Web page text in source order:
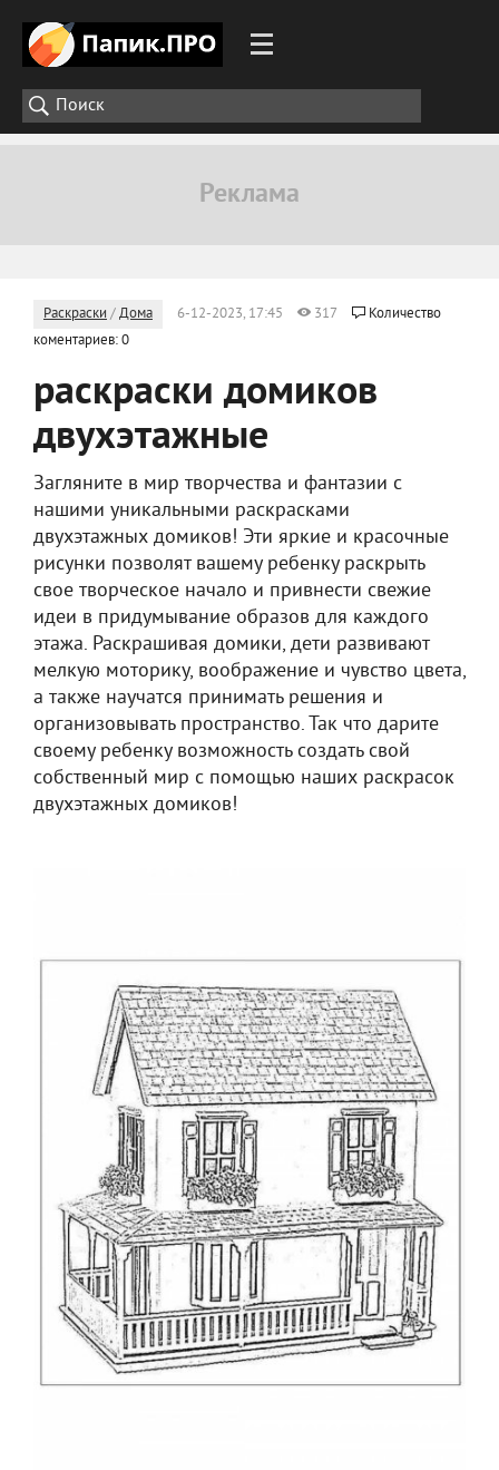
Раскраски /Дома 6-12-2023, 17:45 317
Количество
коментариев: 0
раскраски домиков
двухэтажные
Загляните в мир творчества и фантазии с
нашими уникальными раскрасками
двухэтажных домиков! Эти яркие и красочные
рисунки позволят вашему ребенку раскрыть
свое творческое начало и привнести свежие
идеи в придумывание образов для каждого
этажа. Раскрашивая домики, дети развивают
мелкую моторику, воображение и чувство цвета,
а также научатся принимать решения и
организовывать пространство. Так что дарите
своему ребенку возможность создать свой
собственный мир с помощью наших раскрасок
двухэтажных домиков!